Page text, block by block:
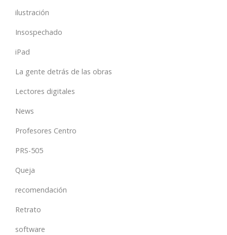
ilustración
Insospechado
iPad
La gente detrás de las obras
Lectores digitales
News
Profesores Centro
PRS-505
Queja
recomendación
Retrato
software